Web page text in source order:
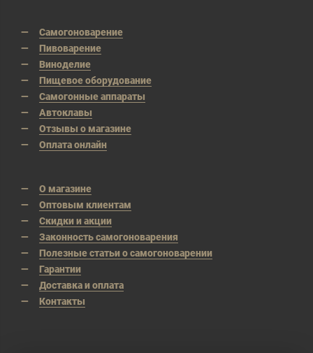
Самогоноварение
Пивоварение
Виноделие
Пищевое оборудование
Самогонные аппараты
Автоклавы
Отзывы о магазине
Оплата онлайн
О магазине
Оптовым клиентам
Скидки и акции
Законность самогоноварения
Полезные статьи о самогоноварении
Гарантии
Доставка и оплата
Контакты